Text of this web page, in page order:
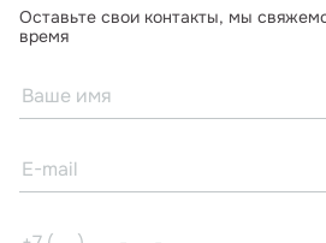
Оставьте свои контакты, мы
время